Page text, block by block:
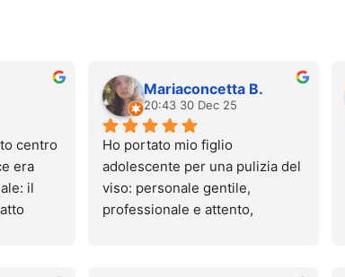
centro
era
il
Mariaconcetta B.
20:43 30 Dec 25
Ho portato mio figlio
adolescente per una pulizia del
viso: personale gentile,
professionale e attento,